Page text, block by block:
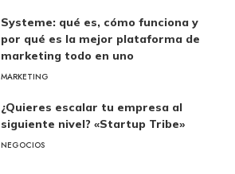
Systeme: qué es, cómo funciona y
por qué es la mejor plataforma de
marketing todo en uno
MARKETING
¿Quieres escalar tu empresa al
siguiente nivel? «Startup Tribe»
NEGOCIOS